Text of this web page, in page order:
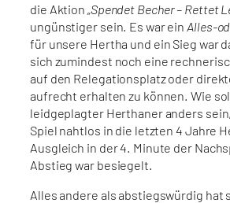
die Aktion „Spendet Becher – Rettet
ungünstiger sein. Es war ein Alles-
für unsere Hertha und ein Sieg war
sich zumindest noch eine
auf den Relegationsplatz oder
aufrecht erhalten zu können. Wie
leidgeplagter Herthaner anders
Spiel nahtlos in die letzten 4 Jahre
Ausgleich in der 4. Minute der
Abstieg war besiegelt.
Alles andere als abstiegswürdig hat